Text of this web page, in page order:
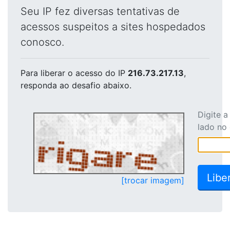
Seu IP fez diversas tentativas de
acessos suspeitos a sites hospedados
conosco.
Para liberar o acesso do IP 216.73.217.13,
responda ao desafio abaixo.
[trocar imagem]
Digite
lado no